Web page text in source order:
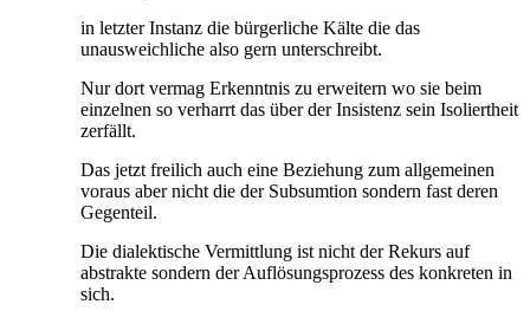
in letzter Instanz die bürgerliche Kälte die das
unausweichliche also gern unterschreibt.
Nur dort vermag Erkenntnis zu erweitern wo sie beim
einzelnen so verharrt das über der Insistenz sein Isoliertheit
zerfällt.
Das jetzt freilich auch eine Beziehung zum allgemeinen
voraus aber nicht die der Subsumtion sondern fast deren
Gegenteil.
Die dialektische Vermittlung ist nicht der Rekurs auf
abstrakte sondern der Auflösungsprozess des konkreten in
sich.